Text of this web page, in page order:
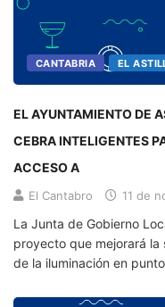
CANTABRIA EL
EL AYUNTAMIENTO DE ASTILLERO INSTALARÁ PASOS DE
CEBRA INTELIGENTES
ACCESO A
El Cantabro 11 de
La Junta de Gobierno
proyecto que mejorará
de la iluminación en